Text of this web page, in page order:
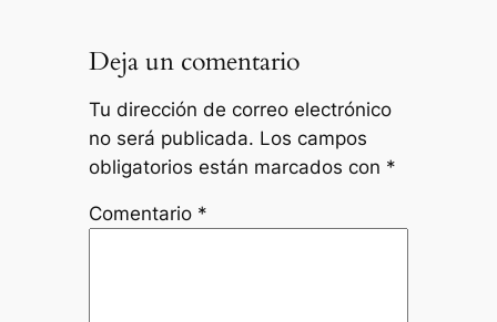
Deja un comentario
Tu dirección de correo electrónico
no será publicada. Los campos
obligatorios están marcados con *
Comentario *